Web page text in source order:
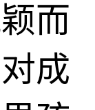
而
成